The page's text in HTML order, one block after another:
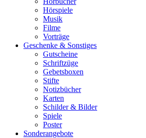
Hörspiele
Musik
Filme
Vorträge
Geschenke & Sonstiges
Gutscheine
Schriftzüge
Gebetsboxen
Stifte
Notizbücher
Karten
Schilder & Bilder
Spiele
Poster
Sonderangebote